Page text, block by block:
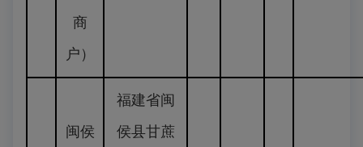
商
户）
闽侯
福建省闽
侯县甘蔗